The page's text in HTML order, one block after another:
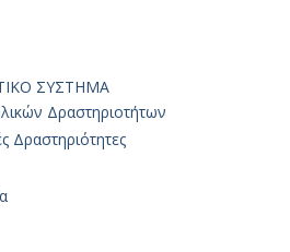
ΣΥΣΤΗΜΑ
Δραστηριοτήτων
Δραστηριότητες